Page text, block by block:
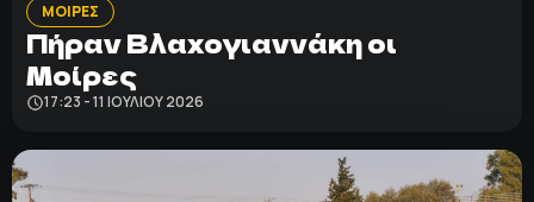
ΜΟΙΡΕΣ
Πήραν Βλαχογιαννάκη οι
Μοίρες
17:23 - 11 ΙΟΥΛΊΟΥ 2026